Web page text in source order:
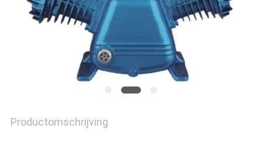
VRAAG
SITEMAP
Productomschrijving